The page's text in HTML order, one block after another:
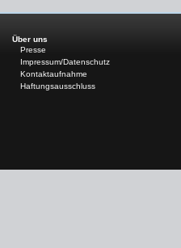
Über uns
Presse
Impressum/Datenschutz
Kontaktaufnahme
Haftungsausschluss